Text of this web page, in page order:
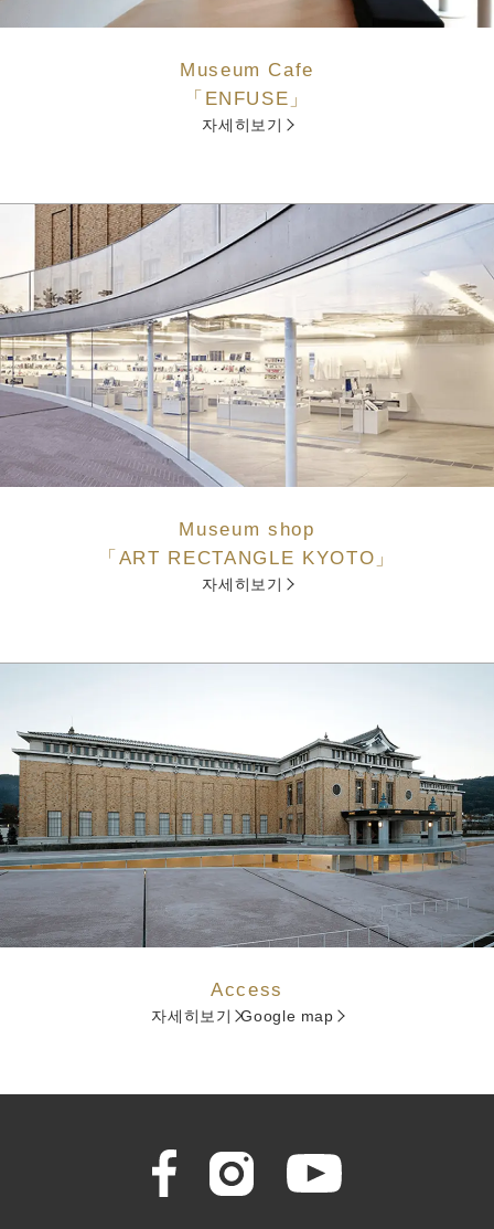
Museum Cafe
「ENFUSE」
자세히보기
Museum shop
「ART RECTANGLE KYOTO」
자세히보기
Access
자세히보기 Google map